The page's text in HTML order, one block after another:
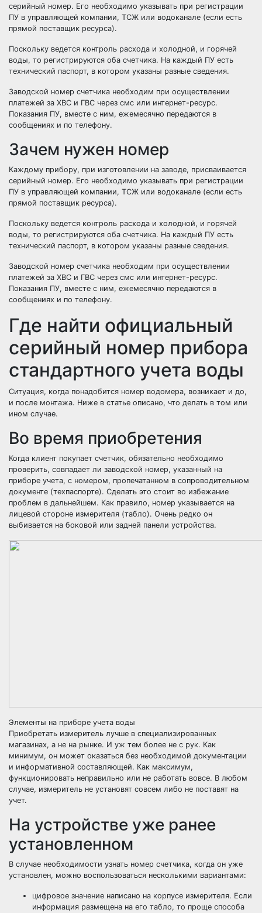
серийный номер. Его необходимо указывать при регистрации
ПУ в управляющей компании, ТСЖ или водоканале (если есть
прямой поставщик ресурса).
Поскольку ведется контроль расхода и холодной, и горячей
воды, то регистрируются оба счетчика. На каждый ПУ есть
технический паспорт, в котором указаны разные сведения.
Заводской номер счетчика необходим при осуществлении
платежей за ХВС и ГВС через смс или интернет-ресурс.
Показания ПУ, вместе с ним, ежемесячно передаются в
сообщениях и по телефону.
Зачем нужен номер
Каждому прибору, при изготовлении на заводе, присваивается
серийный номер. Его необходимо указывать при регистрации
ПУ в управляющей компании, ТСЖ или водоканале (если есть
прямой поставщик ресурса).
Поскольку ведется контроль расхода и холодной, и горячей
воды, то регистрируются оба счетчика. На каждый ПУ есть
технический паспорт, в котором указаны разные сведения.
Заводской номер счетчика необходим при осуществлении
платежей за ХВС и ГВС через смс или интернет-ресурс.
Показания ПУ, вместе с ним, ежемесячно передаются в
сообщениях и по телефону.
Где найти официальный
серийный номер прибора
стандартного учета воды
Ситуация, когда понадобится номер водомера, возникает и до,
и после монтажа. Ниже в статье описано, что делать в том или
ином случае.
Во время приобретения
Когда клиент покупает счетчик, обязательно необходимо
проверить, совпадает ли заводской номер, указанный на
приборе учета, с номером, пропечатанном в сопроводительном
документе (техпаспорте). Сделать это стоит во избежание
проблем в дальнейшем. Как правило, номер указывается на
лицевой стороне измерителя (табло). Очень редко он
выбивается на боковой или задней панели устройства.
Элементы на приборе учета воды
Приобретать измеритель лучше в специализированных
магазинах, а не на рынке. И уж тем более не с рук. Как
минимум, он может оказаться без необходимой документации
и информативной составляющей. Как максимум,
функционировать неправильно или не работать вовсе. В любом
случае, измеритель не установят совсем либо не поставят на
учет.
На устройстве уже ранее
установленном
В случае необходимости узнать номер счетчика, когда он уже
установлен, можно воспользоваться несколькими вариантами:
цифровое значение написано на корпусе измерителя. Если
информация размещена на его табло, то проще способа